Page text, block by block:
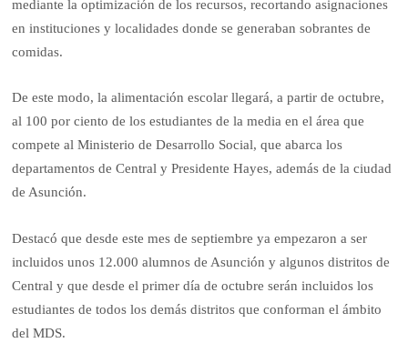
mediante la optimización de los recursos, recortando asignaciones
en instituciones y localidades donde se generaban sobrantes de
comidas.
De este modo, la alimentación escolar llegará, a partir de octubre,
al 100 por ciento de los estudiantes de la media en el área que
compete al Ministerio de Desarrollo Social, que abarca los
departamentos de Central y Presidente Hayes, además de la ciudad
de Asunción.
Destacó que desde este mes de septiembre ya empezaron a ser
incluidos unos 12.000 alumnos de Asunción y algunos distritos de
Central y que desde el primer día de octubre serán incluidos los
estudiantes de todos los demás distritos que conforman el ámbito
del MDS.